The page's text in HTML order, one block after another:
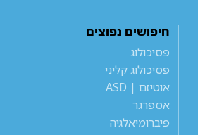
חיפושים נפוצים
פסיכולוג
פסיכולוג קליני
אוטיזם | ASD
אספרגר
פיברומיאלגיה